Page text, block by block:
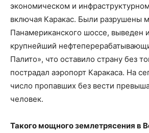
экономическом и
включая Каракас. Были разрушены
Панамериканского шоссе, выведен
крупнейший
Палито», что оставило страну без
пострадал аэропорт Каракаса. На
число пропавших без вести
человек.
Такого мощного землетрясения в